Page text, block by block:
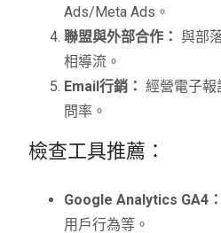
Ads/Meta Ads。
聯盟與外部合作： 與部
相導流。
Email行銷： 經營電子報
問率。
檢查工具推薦：
Google Analytics GA4：
用戶行為等。